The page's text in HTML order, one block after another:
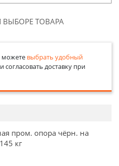
ТОВАРА
можете выбрать удобный
доставку при
пром. опора чёрн. на
кг